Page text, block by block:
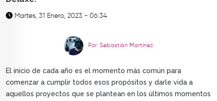
Martes, 31 Enero, 2023 - 06:34
Por: Sebastián Martínez
El inicio de cada año es el momento más común para
comenzar a cumplir todos esos propósitos y darle vida a
aquellos proyectos que se plantean en los últimos momentos